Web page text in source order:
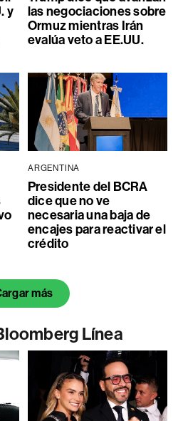
y
las negociaciones sobre
Ormuz mientras Irán
evalúa veto a EE.UU.
ARGENTINA
Presidente del BCRA
dice que no ve
necesaria una baja de
encajes para reactivar el
crédito
más
Línea